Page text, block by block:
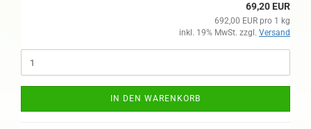
69,20 EUR
692,00 EUR pro 1 kg
inkl. 19% MwSt. zzgl. Versand
IN DEN WARENKORB